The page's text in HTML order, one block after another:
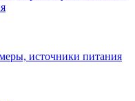
источники питания